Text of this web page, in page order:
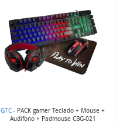
GTC - PACK gamer Teclado + Mouse +
Audifono + Padmouse CBG-021